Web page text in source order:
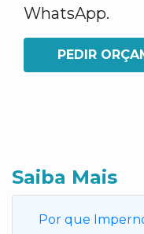
WhatsApp.
PEDIR
Saiba Mais
Por que